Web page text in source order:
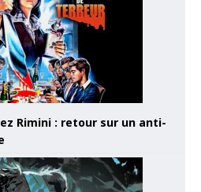
Rimini : retour sur un anti-